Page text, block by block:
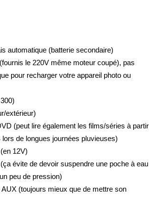
automatique (batterie secondaire)
le 220V même moteur coupé), pas
pour recharger votre appareil photo ou
extérieur)
(peut lire également les films/séries à partir
lors de longues journées pluvieuses)
12V)
évite de devoir suspendre une poche à eau
peu de pression)
(toujours mieux que de mettre son